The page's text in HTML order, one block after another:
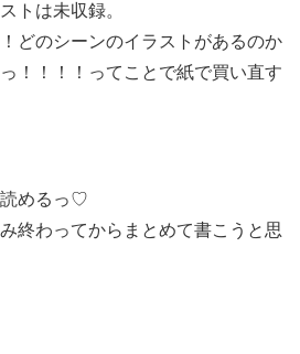
トは未収録。
どのシーンのイラストがあるのか
！！！！ってことで紙で買い直す
読めるっ♡
終わってからまとめて書こうと思